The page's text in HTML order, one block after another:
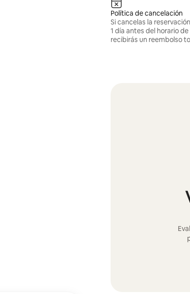
Política de cancelación
Si cancelas la
1 día antes del horario de
recibirás un reembolso